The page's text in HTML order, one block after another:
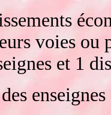
voies ou
et 1
enseignes